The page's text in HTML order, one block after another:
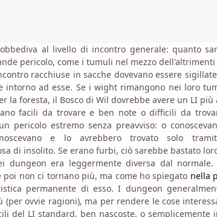
al livello di incontro generale: quanto
pericolo, come i tumuli nel mezzo dell'altrimenti
racchiuse in sacche dovevano essere
intorno ad esse. Se i wight rimangono nei loro
la foresta, il Bosco di Wil dovrebbe avere un LI più
facili da trovare e ben note o difficili da
pericolo estremo senza preavviso: o
e lo avrebbero trovato solo
di insolito. Se erano furbi, ciò sarebbe bastato
dungeon era leggermente diversa dal
non ci tornano più, ma come ho spiegato nella
permanente di esso. I dungeon
(per ovvie ragioni), ma per rendere le cose
del LI standard, ben nascoste, o